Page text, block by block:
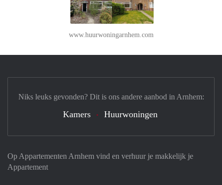
www.huurwoningarnhem.com
Op Appartementen Arnhem vind en verhuur je makkelijk je
Appartement
Niks leuks gevonden? Dit is ons andere aanbod in Arnhem:
Kamers Huurwoningen